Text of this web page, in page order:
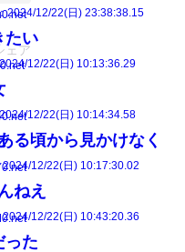
ェア
2024/12/22(日) 23:38:38.15
たい
12/22(日) 10:13:36.29
12/22(日) 10:14:34.58
た
2024/12/22(日) 10:17:30.02
ねえ
2024/12/22(日) 10:43:20.36
った